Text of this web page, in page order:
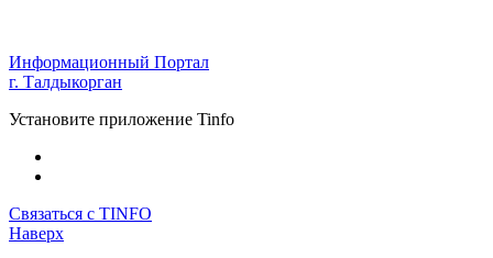
Информационный Портал
г. Талдыкорган
Установите приложение Tinfo
Связаться с TINFO
Наверх